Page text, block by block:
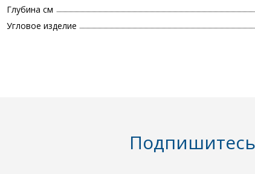
Глубина см
Угловое изделие